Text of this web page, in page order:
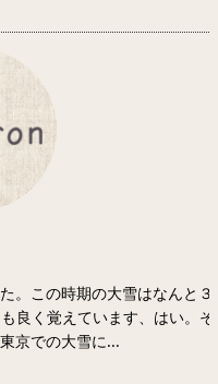
。この時期の大雪はなんと３
良く覚えています、はい。
京での大雪に...